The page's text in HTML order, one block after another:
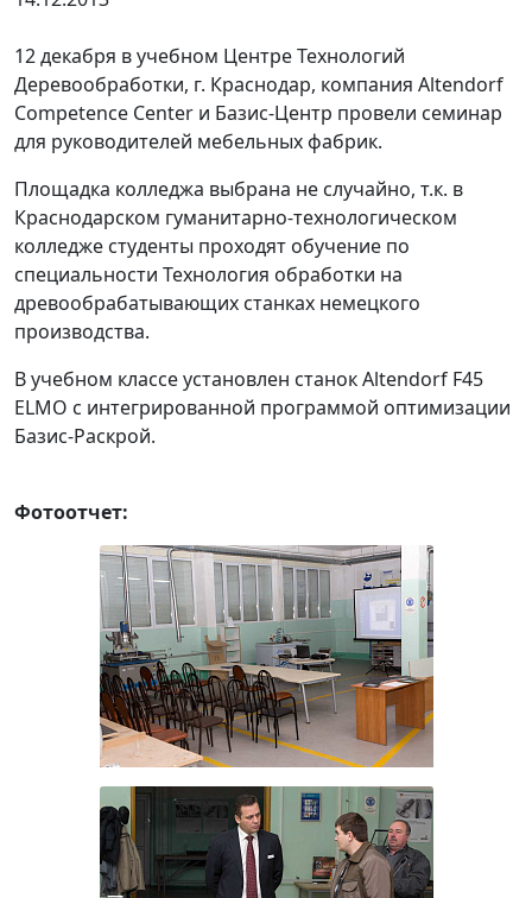
12 декабря в учебном Центре Технологий
Деревообработки, г. Краснодар, компания Altendorf
Competence Center и Базис-Центр провели семинар
для руководителей мебельных фабрик.
Площадка колледжа выбрана не случайно, т.к. в
Краснодарском гуманитарно-технологическом
колледже студенты проходят обучение по
специальности Технология обработки на
древообрабатывающих станках немецкого
производства.
В учебном классе установлен станок Altendorf F45
ELMO с интегрированной программой оптимизации
Базис-Раскрой.
Фотоотчет: